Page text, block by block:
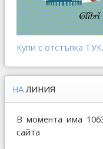
Купи с отстъпка
НА ЛИНИЯ
В момента има
сайта